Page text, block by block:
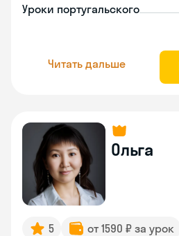
Уроки португальского
Читать дальше
Ольга
5 от 1590 ₽ за урок